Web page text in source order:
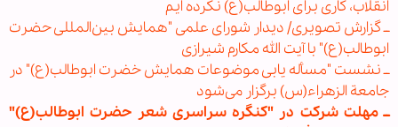
انقلاب، کاری برای ابوطالب(ع) نکرده ایم
ــ گزارش تصویری/ دیدار شورای علمی "همایش بین‌المللی حضرت
ابوطالب(ع)" با آیت الله مکارم شیرازی
ــ نشست "مسأله‌ یابی موضوعات همایش خضرت ابوطالب(ع)" در
جامعة الزهراء(س) برگزار می‌شود
ــ مهلت شرکت در "کنگره سراسری شعر حضرت ابوطالب(ع)"